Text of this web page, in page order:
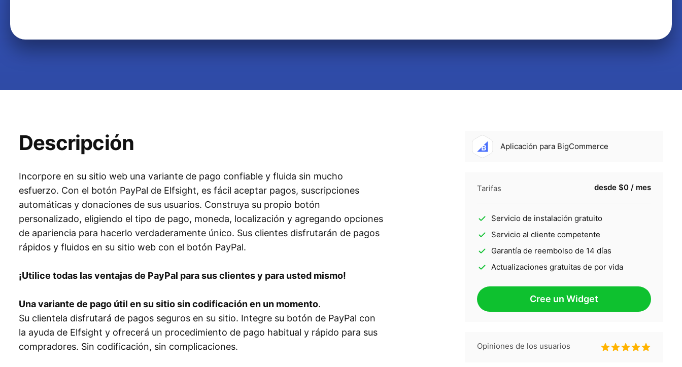
Descripción
Incorpore en su sitio web una variante de pago confiable y fluida sin mucho
esfuerzo. Con el botón PayPal de Elfsight, es fácil aceptar pagos, suscripciones
automáticas y donaciones de sus usuarios. Construya su propio botón
personalizado, eligiendo el tipo de pago, moneda, localización y agregando opciones
de apariencia para hacerlo verdaderamente único. Sus clientes disfrutarán de pagos
rápidos y fluidos en su sitio web con el botón PayPal.
¡Utilice todas las ventajas de PayPal para sus clientes y para usted mismo!
Una variante de pago útil en su sitio sin codificación en un momento.
Su clientela disfrutará de pagos seguros en su sitio. Integre su botón de PayPal con
la ayuda de Elfsight y ofrecerá un procedimiento de pago habitual y rápido para sus
compradores. Sin codificación, sin complicaciones.
Aplicación para BigCommerce
Tarifas desde $0 / mes
Servicio de instalación gratuito
Servicio al cliente competente
Garantía de reembolso de 14 días
Actualizaciones gratuitas de por vida
Cree un Widget
Opiniones de los usuarios